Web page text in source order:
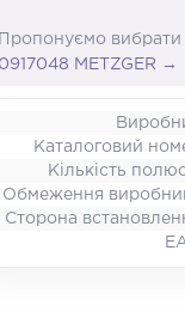
Пропонуємо вибрати
0917048 METZGER →
Каталоговий
Кількість
Обмеження
Сторона